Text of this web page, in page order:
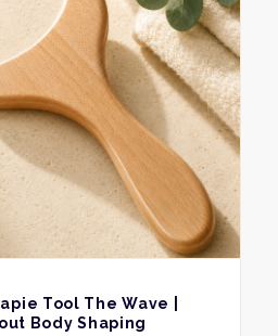
Tool The Wave |
Body Shaping